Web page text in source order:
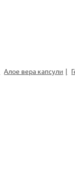
Алое вера капсули